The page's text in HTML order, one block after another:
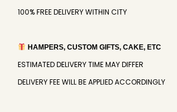
100% FREE DELIVERY WITHIN CITY
HAMPERS, CUSTOM GIFTS, CAKE, ETC
ESTIMATED DELIVERY TIME MAY DIFFER
DELIVERY FEE WILL BE APPLIED ACCORDINGLY